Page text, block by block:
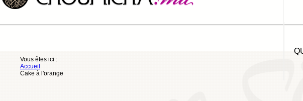
S'INSCRIRE
Vous êtes ici :
Accueil
Cake à l'orange